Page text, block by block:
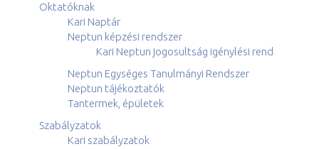
Oktatóknak
Kari Naptár
Neptun képzési rendszer
Kari Neptun jogosultság igénylési rend
Neptun Egységes Tanulmányi Rendszer
Neptun tájékoztatók
Tantermek, épületek
Szabályzatok
Kari szabályzatok